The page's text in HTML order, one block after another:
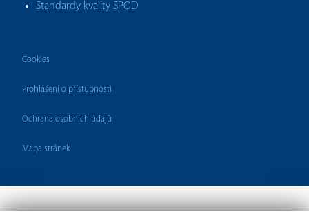
Standardy kvality SPOD
Cookies
Prohlášení o přístupnosti
Ochrana osobních údajů
Mapa stránek